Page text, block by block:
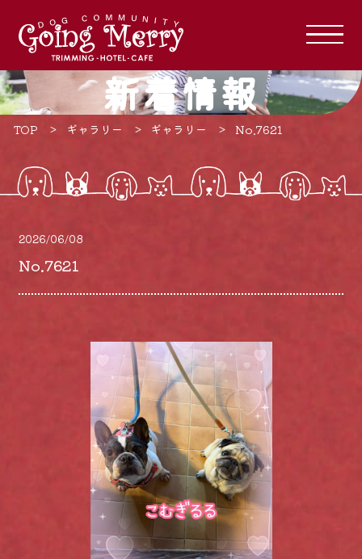
新着情報
TOP ギャラリー ギャラリー No.7621
2026/06/08
No.7621